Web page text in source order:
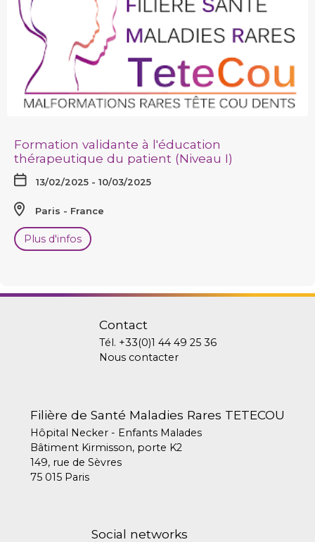
Formation validante à l'éducation
thérapeutique du patient (Niveau I)
13/02/2025 - 10/03/2025
Paris France
Plus d'infos
Contact
Tél. +33(0)1 44 49 25 36
Nous contacter
Filière de Santé Maladies Rares TETECOU
Hôpital Necker - Enfants Malades
Bâtiment Kirmisson, porte K2
149, rue de Sèvres
75 015 Paris
Social networks